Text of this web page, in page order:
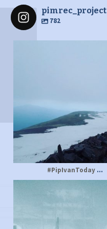
pimrec_project
782
#PipIvanToday ...